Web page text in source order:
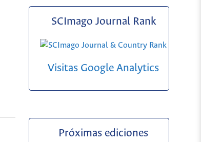
SCImago Journal Rank
Visitas Google Analytics
Próximas ediciones